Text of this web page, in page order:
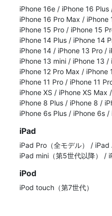
iPhone 16e / iPhone 16 Plus
iPhone 16 Pro Max / iPhone
iPhone 15 Pro / iPhone 15
iPhone 14 Plus / iPhone 14
iPhone 14 / iPhone 13 Pro /
iPhone 13 mini / iPhone 13 /
iPhone 12 Pro Max / iPhone
iPhone 11 Pro / iPhone 11
iPhone XS / iPhone XS Max /
iPhone 8 Plus / iPhone 8 /
iPhone 6s Plus / iPhone 6s /
iPad
iPad Pro（全モデル） / iPad
iPad mini（第5世代以降）
/
iPod
iPod touch（第7世代）